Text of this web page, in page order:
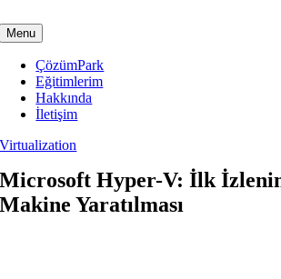
to
content
Menu
ÇözümPark
Eğitimlerim
Hakkında
İletişim
Virtualization
Microsoft Hyper-V: İlk
Makine Yaratılması